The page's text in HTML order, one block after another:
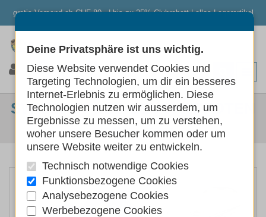
gratis Versand ab CHF 80.- | bis zu 25% Clubrabatt | alles Lagerartikel
0 0 0
SWISSPET LED-LEUCHTPFOTEN
Hunde Sicherheit
Deine Privatsphäre ist uns wichtig.
Diese Website verwendet Cookies und
Targeting Technologien, um dir ein besseres
Internet-Erlebnis zu ermöglichen. Diese
Technologien nutzen wir ausserdem, um
Ergebnisse zu messen, um zu verstehen,
woher unsere Besucher kommen oder um
unsere Website weiter zu entwickeln.
Technisch notwendige Cookies
Funktionsbezogene Cookies
Analysebezogene Cookies
Werbebezogene Cookies